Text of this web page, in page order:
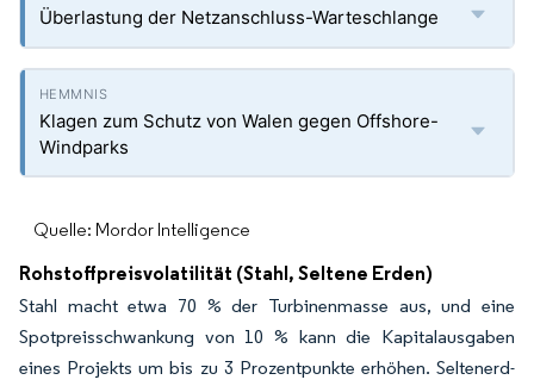
Überlastung der Netzanschluss-Warteschlange
Klagen zum Schutz von Walen gegen Offshore-
Windparks
Quelle: Mordor Intelligence
Rohstoffpreisvolatilität (Stahl, Seltene Erden)
Stahl macht etwa 70 % der Turbinenmasse aus, und eine
Spotpreisschwankung von 10 % kann die Kapitalausgaben
eines Projekts um bis zu 3 Prozentpunkte erhöhen. Seltenerd-